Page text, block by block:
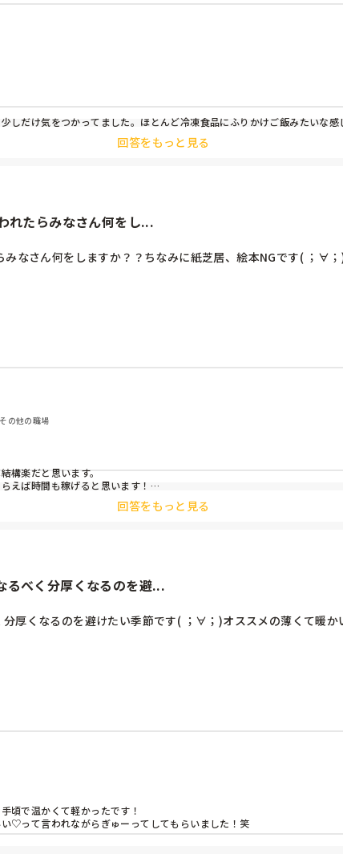
しだけ気をつかってました。ほとんど冷凍食品にふりかけご飯みたいな
かの先生多かったですよ❗️回答をもっと見る
れたらみなさん何をし...
なさん何をしますか？？ちなみに紙芝居、絵本NGです( ；∀
の他の職場
構楽だと思います。
えば時間も稼げると思います！
回答をもっと見る
るべく分厚くなるのを避...
厚くなるのを避けたい季節です( ；∀；)オススメの薄くて暖
頃で温かくて軽かったです！
♡って言われながらぎゅーってしてもらいました！笑